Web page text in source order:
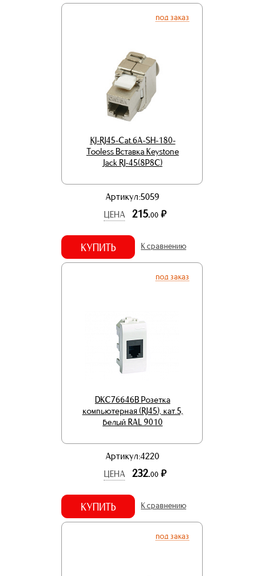
под заказ
KJ-RJ45-Cat.6A-SH-180-
Tooless Вставка Keystone
Jack RJ-45(8P8C)
Артикул:5059
ЦЕНА
215.00 р.
КУПИТЬ К сравнению
под заказ
DKC76646B Розетка
компьютерная (RJ45), кат.5,
белый RAL 9010
Артикул:4220
ЦЕНА
232.00 р.
КУПИТЬ К сравнению
под заказ